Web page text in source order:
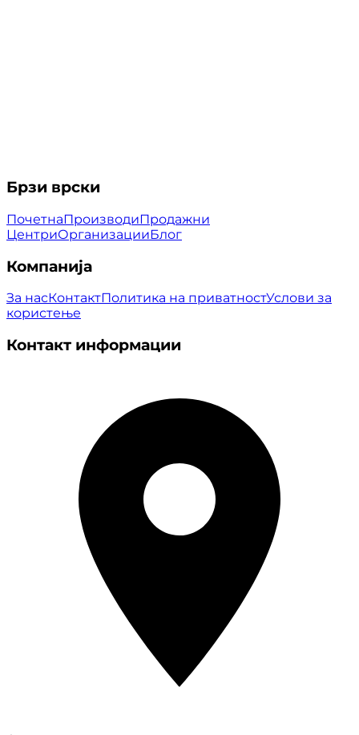
Брзи врски
ПочетнаПроизводиПродажни
ЦентриОрганизацииБлог
Компанија
За насКонтактПолитика на приватностУслови за
користење
Контакт информации